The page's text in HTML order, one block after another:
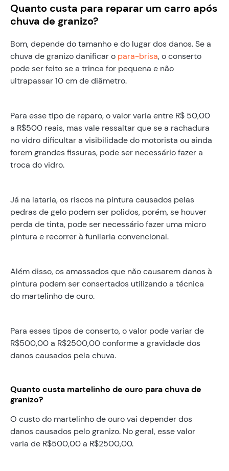
Quanto custa para reparar um carro após
chuva de granizo?
Bom, depende do tamanho e do lugar dos danos. Se a
chuva de granizo danificar o para-brisa, o conserto
pode ser feito se a trinca for pequena e não
ultrapassar 10 cm de diâmetro.
Para esse tipo de reparo, o valor varia entre R$ 50,00
a R$500 reais, mas vale ressaltar que se a rachadura
no vidro dificultar a visibilidade do motorista ou ainda
forem grandes fissuras, pode ser necessário fazer a
troca do vidro.
Já na lataria, os riscos na pintura causados pelas
pedras de gelo podem ser polidos, porém, se houver
perda de tinta, pode ser necessário fazer uma micro
pintura e recorrer à funilaria convencional.
Além disso, os amassados que não causarem danos à
pintura podem ser consertados utilizando a técnica
do martelinho de ouro.
Para esses tipos de conserto, o valor pode variar de
R$500,00 a R$2500,00 conforme a gravidade dos
danos causados pela chuva.
Quanto custa martelinho de ouro para chuva de
granizo?
O custo do martelinho de ouro vai depender dos
danos causados pelo granizo. No geral, esse valor
varia de R$500,00 a R$2500,00.